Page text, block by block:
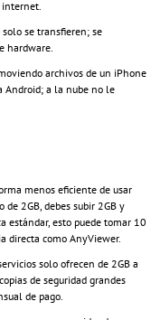
internet.
solo se transfieren; se
hardware.
archivos de un iPhone
Android; a la nube no le
menos eficiente de usar
2GB, debes subir 2GB y
estándar, esto puede tomar 10
directa como AnyViewer.
solo ofrecen de 2GB a
de seguridad grandes
de pago.